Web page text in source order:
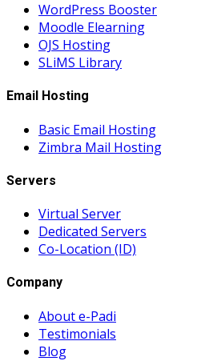
WordPress Booster
Moodle Elearning
OJS Hosting
SLiMS Library
Email Hosting
Basic Email Hosting
Zimbra Mail Hosting
Servers
Virtual Server
Dedicated Servers
Co-Location (ID)
Company
About e-Padi
Testimonials
Blog